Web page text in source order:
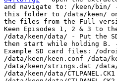
and navigate to: /keen/bin/
this folder to /data/keen/
the files from the Full
Keen Episodes 1, 2 & 3 to
/data/keen/data/ - Put the
then start while holding B. -
Example SD card files: /
/data/keen/keen.conf /data/
/data/keen/strings.dat /
/data/keen/data/CTLPANEL.CK1